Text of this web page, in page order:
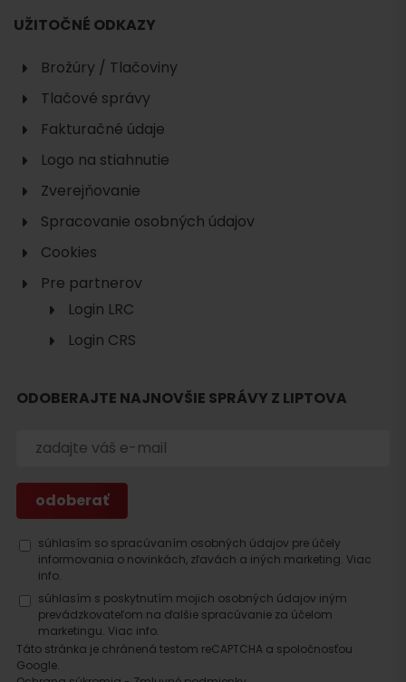
Hľadať
UŽITOČNÉ ODKAZY
Brožúry / Tlačoviny
Tlačové správy
Fakturačné údaje
Logo na stiahnutie
Zverejňovanie
Spracovanie osobných údajov
Cookies
Pre partnerov
Login LRC
Login CRS
ODOBERAJTE NAJNOVŠIE SPRÁVY Z LIPTOVA
súhlasím so spracúvaním osobných údajov pre účely
informovania o novinkách, zľavách a iných marketing. Viac
info.
súhlasím s poskytnutím mojich osobných údajov iným
prevádzkovateľom na ďalšie spracúvanie za účelom
marketingu. Viac info.
Táto stránka je chránená testom reCAPTCHA a spoločnosťou
Google.